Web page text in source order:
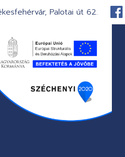
Palotai út 62.